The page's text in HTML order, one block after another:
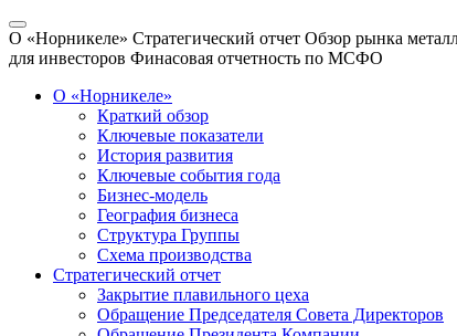
О «Норникеле» Стратегический отчет Обзор рынка
для инвесторов Финасовая отчетность по МСФО
О «Норникеле»
Краткий обзор
Ключевые показатели
История развития
Ключевые события года
Бизнес-модель
География бизнеса
Структура Группы
Схема производства
Стратегический отчет
Закрытие плавильного цеха
Обращение Председателя Совета Директоров